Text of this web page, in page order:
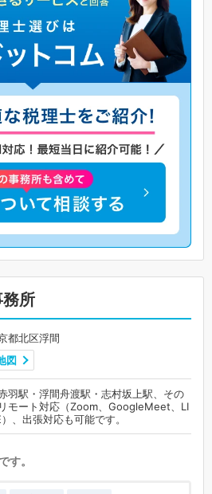
所
都北区浮間
図
羽駅・浮間舟渡駅・志村坂上駅、その
モート対応（Zoom、GoogleMeet、LI
、出張対応も可能です。
す。